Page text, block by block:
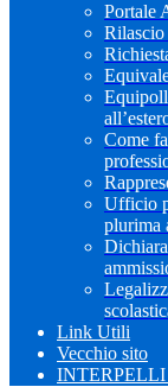
Portale
Come
Ufficio
plurima
Link Utili
Vecchio sito